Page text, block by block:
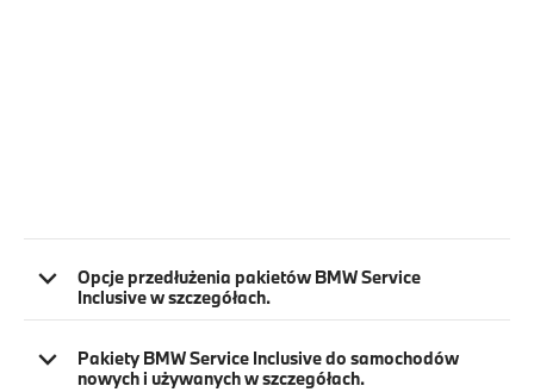
Opcje przedłużenia pakietów BMW Service
Inclusive w szczegółach.
Pakiety BMW Service Inclusive do samochodów
nowych i używanych w szczegółach.